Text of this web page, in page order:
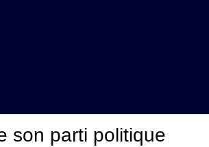
son parti politique